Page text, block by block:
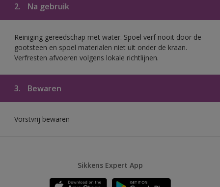
2. Na gebruik
Reiniging gereedschap met water. Spoel verf nooit door de
gootsteen en spoel materialen niet uit onder de kraan.
Verfresten afvoeren volgens lokale richtlijnen.
3. Bewaren
Vorstvrij bewaren
Sikkens Expert App